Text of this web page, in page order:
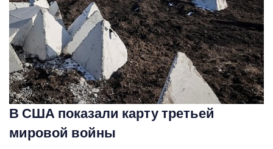
В США показали карту третьей
мировой войны